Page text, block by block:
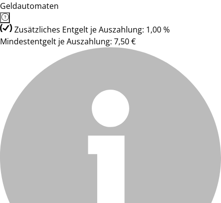
Geldautomaten
Zusätzliches Entgelt je Auszahlung: 1,00 %
Mindestentgelt je Auszahlung: 7,50 €